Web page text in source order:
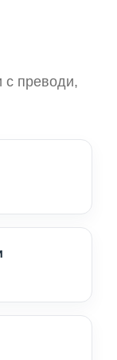
с преводи,